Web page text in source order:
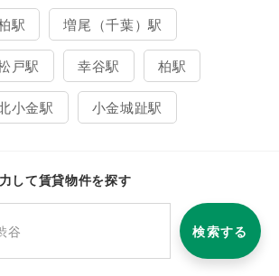
駅 増尾（千葉）駅
戸駅 幸谷駅 柏駅
小金駅 小金城趾駅
して賃貸物件を探す
検索する